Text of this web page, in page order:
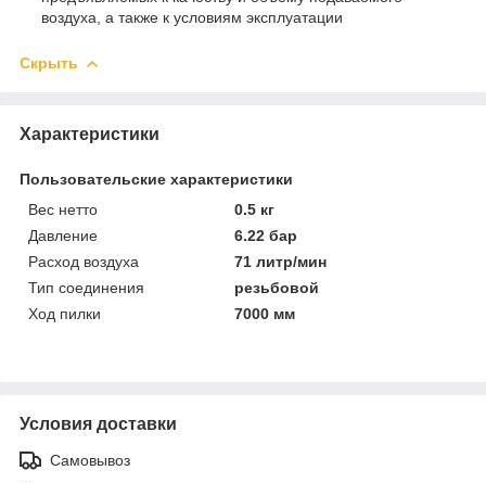
воздуха, а также к условиям эксплуатации
Скрыть
Характеристики
Пользовательские характеристики
Вес нетто
0.5 кг
Давление
6.22 бар
Расход воздуха
71 литр/мин
Тип соединения
резьбовой
Ход пилки
7000 мм
Условия доставки
Самовывоз